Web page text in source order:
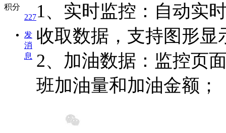
积分
227
发
消
息
1、实时监控：自动实
收取数据，支持图形
2、加油数据：监控页
班加油量和加油金额；